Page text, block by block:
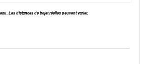
Les distances de trajet réelles peuvent varier.